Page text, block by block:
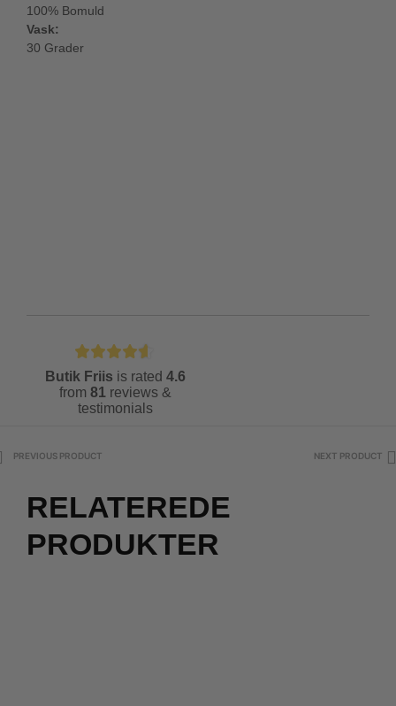
100% Bomuld
Vask:
30 Grader
Butik Friis is rated 4.6
from 81 reviews &
testimonials
PREVIOUS PRODUCT NEXT PRODUCT
RELATEREDE
PRODUKTER